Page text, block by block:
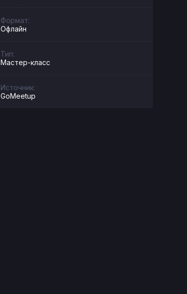
Формат:
Офлайн
Тип:
Мастер-класс
Источник:
GoMeetup